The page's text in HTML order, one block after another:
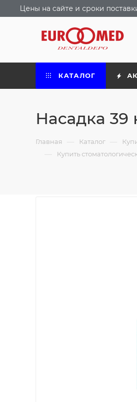
Цены на сайте и сроки
КАТАЛОГ
Насадка 39
Главная — Каталог —
— Купить